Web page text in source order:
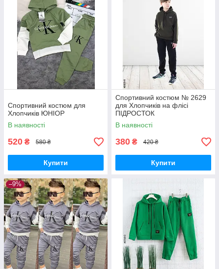
Спортивний костюм для
Хлопчиків ЮНІОР
В наявності
520 ₴ 580 ₴
Купити
Спортивний костюм № 2629
для Хлопчиків на флісі
ПІДРОСТОК
В наявності
380 ₴ 420 ₴
Купити
–9%